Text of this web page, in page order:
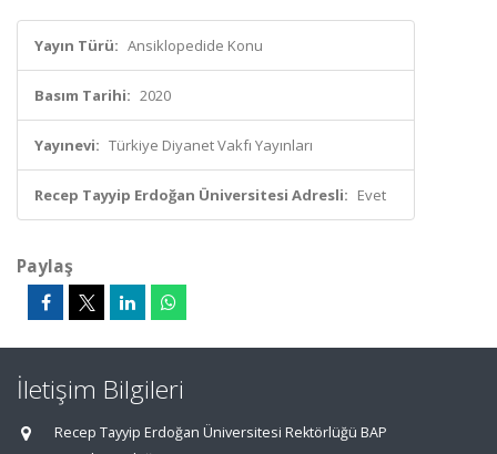
Yayın Türü: Ansiklopedide Konu
Basım Tarihi: 2020
Yayınevi: Türkiye Diyanet Vakfı Yayınları
Recep Tayyip Erdoğan Üniversitesi Adresli: Evet
Paylaş
İletişim Bilgileri
Recep Tayyip Erdoğan Üniversitesi Rektörlüğü BAP